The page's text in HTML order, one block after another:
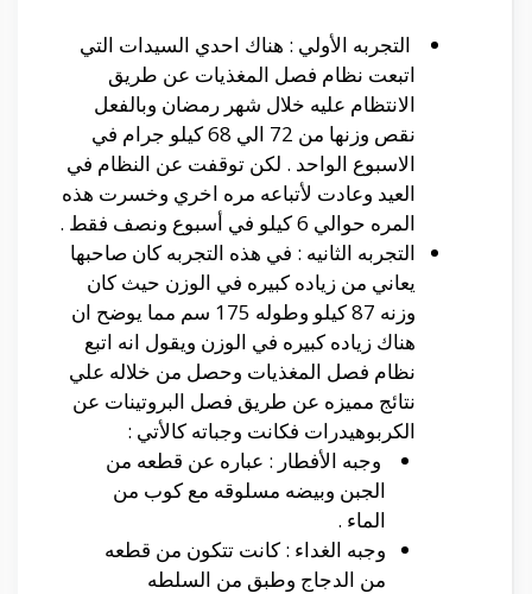
التجربه الأولي : هناك احدي السيدات التي
اتبعت نظام فصل المغذيات عن طريق
الانتظام عليه خلال شهر رمضان وبالفعل
نقص وزنها من 72 الي 68 كيلو جرام في
الاسبوع الواحد . لكن توقفت عن النظام في
العيد وعادت لأتباعه مره اخري وخسرت هذه
المره حوالي 6 كيلو في أسبوع ونصف فقط .
التجربه الثانيه : في هذه التجربه كان صاحبها
يعاني من زياده كبيره في الوزن حيث كان
وزنه 87 كيلو وطوله 175 سم مما يوضح ان
هناك زياده كبيره في الوزن ويقول انه اتبع
نظام فصل المغذيات وحصل من خلاله علي
نتائج مميزه عن طريق فصل البروتينات عن
الكربوهيدرات فكانت وجباته كالأتي :
وجبه الأفطار : عباره عن قطعه من
الجبن وبيضه مسلوقه مع كوب من
الماء .
وجبه الغداء : كانت تتكون من قطعه
من الدجاج وطبق من السلطه